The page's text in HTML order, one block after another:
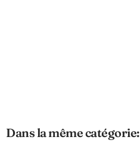
Dans la même catégorie: